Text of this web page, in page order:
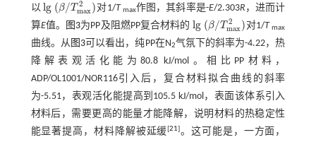
以 lg (β/T 2
max)
lg β/Tmax2) 对1/T max作图，其斜率是-E/2.303R ，进而计
算E值。 图3为PP及阻燃PP复合材料的 lg (β/T 2
max)
lg β/Tmax2) 对1/T max
曲线。从 图3可以看出，纯PP在N2气氛下的斜率为-4.22，热
降解表观活化能为80.8 kJ/mol。相比PP材料，
ADP/OL1001/NOR116引入后，复合材料拟合曲线的斜率
为-5.51，表观活化能提高到105.5 kJ/mol，表面该体系引入
材料后，需要更高的能量才能降解，说明材料的热稳定性
能显著提高，材料降解被延缓[21]。这可能是，一方面，